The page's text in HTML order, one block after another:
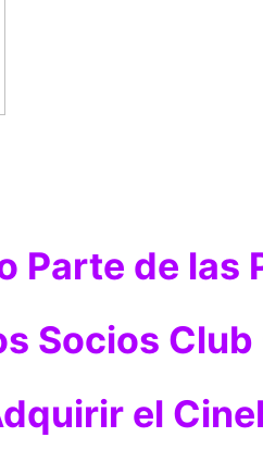
Parte de las
Socios
el